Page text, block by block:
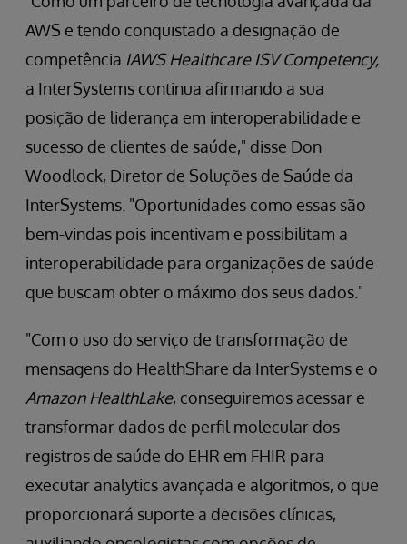
AWS e tendo conquistado a designação de
competência IAWS Healthcare ISV Competency,
a InterSystems continua afirmando a sua
posição de liderança em interoperabilidade e
sucesso de clientes de saúde," disse Don
Woodlock, Diretor de Soluções de Saúde da
InterSystems. "Oportunidades como essas são
bem-vindas pois incentivam e possibilitam a
interoperabilidade para organizações de saúde
que buscam obter o máximo dos seus dados."
"Com o uso do serviço de transformação de
mensagens do HealthShare da InterSystems e o
Amazon HealthLake, conseguiremos acessar e
transformar dados de perfil molecular dos
registros de saúde do EHR em FHIR para
executar analytics avançada e algoritmos, o que
proporcionará suporte a decisões clínicas,